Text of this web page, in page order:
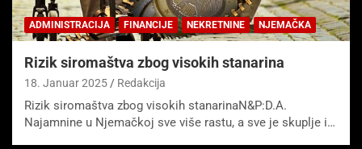
ADMINISTRACIJA FINANCIJE NEKRETNINE NJEMAČKA
Rizik siromaštva zbog visokih stanarina
18. Januar 2025 Redakcija
Rizik siromaštva zbog visokih stanarinaN&P:D.A.
Najamnine u Njemačkoj sve više rastu, a sve je skuplje i…